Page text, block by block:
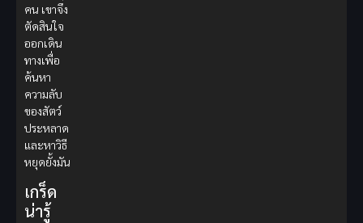
คน เขาจึง
ตัดสินใจ
ออกเดิน
ทางเพื่อ
ค้นหา
ความลับ
ของสัตว์
ประหลาด
และหาวิธี
หยุดยั้งมัน
เกร็ด
น่ารู้